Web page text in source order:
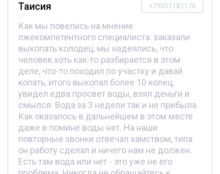
+79051181176
Таисия
Как мы повелись на мнение
лжекомпетентного специалиста: заказали
выкопать колодец, мы надеялись, что
человек хоть как-то разбирается в этом
деле, что-то походил по участку и давай
копать, итого выкопал более 10 колец,
увидел едва просвет воды, взял деньги и
смылся. Вода за 3 недели так и не прибыла.
Как оказалось в дальнейшем в этом месте
даже в помине воды нет. На наши
повторные звонки отвечал хамством, типа
он работу сделал и ничего нам не должен.
Есть там вода или нет - это уже не его